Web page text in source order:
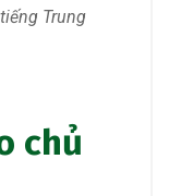
Trung
chủ